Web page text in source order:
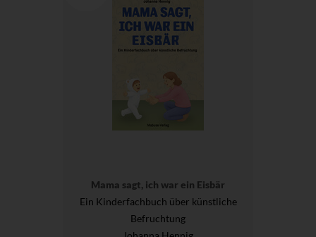
Mama sagt, ich war ein Eisbär
Ein Kinderfachbuch über künstliche
Befruchtung